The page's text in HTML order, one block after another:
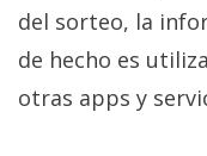
del sorteo, la
de hecho es
otras apps y